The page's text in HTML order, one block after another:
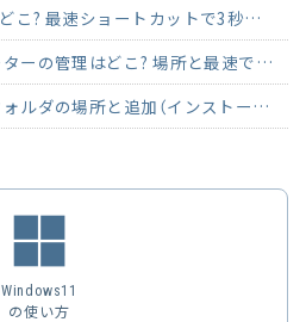
【Windows11】設定画面はどこ? 最速ショートカットで3秒起動する方法
【Windows11】 コンピューターの管理はどこ? 場所と最速で開く方法
【Windows11】 フォントフォルダの場所と追加（インストール）・削除する方法
Windows11
の使い方